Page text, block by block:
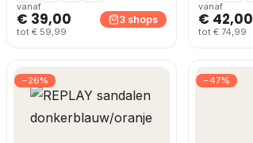
vanaf
€ 39,00
tot € 59,99
3 shops
vanaf
€ 42,00
tot € 74,99
−26% −47%